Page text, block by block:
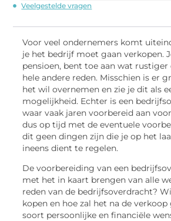
Veelgestelde vragen
Voor veel ondernemers komt
je het bedrijf moet gaan verkopen.
pensioen, bent toe aan wat rustiger
hele andere reden. Misschien is er
het wil overnemen en zie je dit als
mogelijkheid. Echter is een
waar vaak jaren voorbereid aan
dus op tijd met de eventuele
dit geen dingen zijn die je op het
ineens dient te regelen.
De voorbereiding van een
met het in kaart brengen van alle
reden van de bedrijfsoverdracht?
kopen en hoe zal het na de
soort persoonlijke en financiële